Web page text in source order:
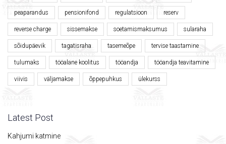
peaparandus pensionifond regulatsioon reserv
reverse charge sissemakse soetamismaksumus sularaha
sõidupäevik tagatisraha tasemeõpe tervise taastamine
tulumaks tööalane koolitus tööandja tööandja teavitamine
viivis väljamakse õppepuhkus ülekurss
Latest Post
Kahjumi katmine